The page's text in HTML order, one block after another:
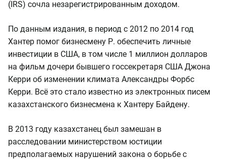
(IRS) сочла незарегистрированным доходом.
По данным издания, в период с 2012 по 2014 год
Хантер помог бизнесмену Р. обеспечить личные
инвестиции в США, в том числе 1 миллион долларов
на фильм дочери бывшего госсекретаря США Джона
Керри об изменении климата Александры Форбс
Керри. Всё это стало известно из электронных писем
казахстанского бизнесмена к Хантеру Байдену.
В 2013 году казахстанец был замешан в
расследовании министерством юстиции
предполагаемых нарушений закона о борьбе с